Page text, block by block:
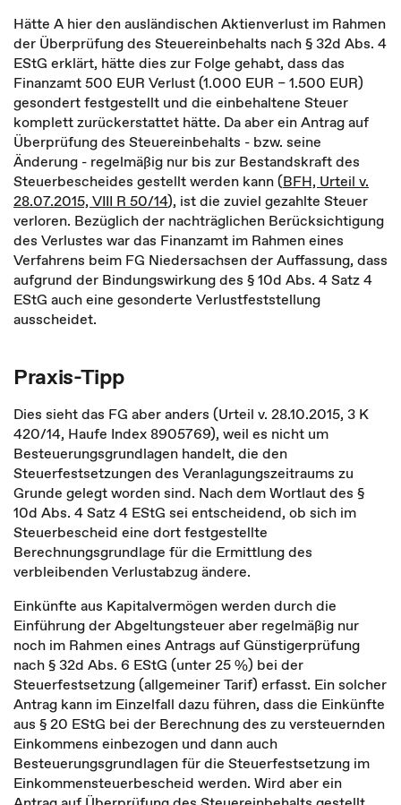
Hätte A hier den ausländischen Aktienverlust im Rahmen
der Überprüfung des Steuereinbehalts nach § 32d Abs. 4
EStG erklärt, hätte dies zur Folge gehabt, dass das
Finanzamt 500 EUR Verlust (1.000 EUR – 1.500 EUR)
gesondert festgestellt und die einbehaltene Steuer
komplett zurückerstattet hätte. Da aber ein Antrag auf
Überprüfung des Steuereinbehalts - bzw. seine
Änderung - regelmäßig nur bis zur Bestandskraft des
Steuerbescheides gestellt werden kann (BFH, Urteil v.
28.07.2015, VIII R 50/14), ist die zuviel gezahlte Steuer
verloren. Bezüglich der nachträglichen Berücksichtigung
des Verlustes war das Finanzamt im Rahmen eines
Verfahrens beim FG Niedersachsen der Auffassung, dass
aufgrund der Bindungswirkung des § 10d Abs. 4 Satz 4
EStG auch eine gesonderte Verlustfeststellung
ausscheidet.
Praxis-Tipp
Dies sieht das FG aber anders (Urteil v. 28.10.2015, 3 K
420/14, Haufe Index 8905769), weil es nicht um
Besteuerungsgrundlagen handelt, die den
Steuerfestsetzungen des Veranlagungszeitraums zu
Grunde gelegt worden sind. Nach dem Wortlaut des §
10d Abs. 4 Satz 4 EStG sei entscheidend, ob sich im
Steuerbescheid eine dort festgestellte
Berechnungsgrundlage für die Ermittlung des
verbleibenden Verlustabzug ändere.
Einkünfte aus Kapitalvermögen werden durch die
Einführung der Abgeltungsteuer aber regelmäßig nur
noch im Rahmen eines Antrags auf Günstigerprüfung
nach § 32d Abs. 6 EStG (unter 25 %) bei der
Steuerfestsetzung (allgemeiner Tarif) erfasst. Ein solcher
Antrag kann im Einzelfall dazu führen, dass die Einkünfte
aus § 20 EStG bei der Berechnung des zu versteuernden
Einkommens einbezogen und dann auch
Besteuerungsgrundlagen für die Steuerfestsetzung im
Einkommensteuerbescheid werden. Wird aber ein